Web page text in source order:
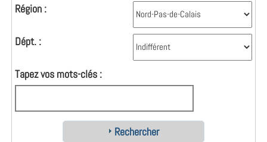
Région :
Dépt. :
Tapez vos mots-clés :
Rechercher